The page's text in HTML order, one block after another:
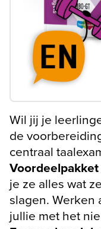
Wil jij je
de
centraal
je ze alles wat
slagen. Werken
jullie met het